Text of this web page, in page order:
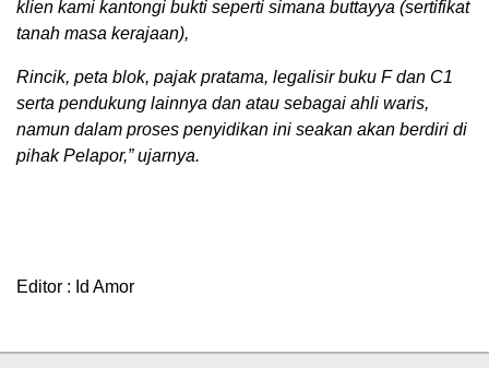
klien kami kantongi bukti seperti simana buttayya (sertifikat
tanah masa kerajaan),
Rincik, peta blok, pajak pratama, legalisir buku F dan C1
serta pendukung lainnya dan atau sebagai ahli waris,
namun dalam proses penyidikan ini seakan akan berdiri di
pihak Pelapor,” ujarnya.
Editor : Id Amor